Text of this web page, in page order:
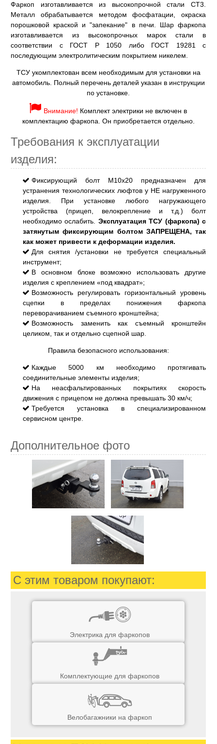
Фаркоп изготавливается из высокопрочной стали СТ3.
Металл обрабатывается методом фосфатации, окраска
порошковой краской и "запекание" в печи. Шар фаркопа
изготавливается из высокопрочных марок стали в
соответствии с ГОСТ Р 1050 либо ГОСТ 19281 с
последующим электролитическим покрытием никелем.
ТСУ укомплектован всем необходимым для установки на
автомобиль. Полный перечень деталей указан в инструкции
по установке.
Внимание! Комплект электрики не включен в
комплектацию фаркопа. Он приобретается отдельно.
Требования к эксплуатации
изделия:
Фиксирующий болт М10х20 предназначен для
устранения технологических люфтов у НЕ нагруженного
изделия. При установке любого нагружающего
устройства (прицеп, велокрепление и т.д.) болт
необходимо ослабить. Эксплуатация ТСУ (фаркопа) с
затянутым фиксирующим болтом ЗАПРЕЩЕНА, так
как может привести к деформации изделия.
Для снятия /установки не требуется специальный
инструмент;
В основном блоке возможно использовать другие
изделия с креплением «под квадрат»;
Возможность регулировать горизонтальный уровень
сцепки в пределах понижения фаркопа
переворачиванием съемного кронштейна;
Возможность заменить как съемный кронштейн
целиком, так и отдельно сцепной шар.
Правила безопасного использования:
Каждые 5000 км необходимо протягивать
соединительные элементы изделия;
На неасфальтированных покрытиях скорость
движения с прицепом не должна превышать 30 км/ч;
Требуется установка в специализированном
сервисном центре.
Дополнительное фото
С этим товаром покупают:
Электрика для фаркопов
Комплектующие для фаркопов
Велобагажники на фаркоп